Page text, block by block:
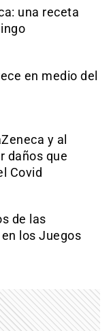
una receta
en medio del
y al
daños que
Covid
de las
los Juegos